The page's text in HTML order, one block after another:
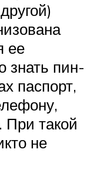
ее
знать пин-
паспорт,
При такой
не